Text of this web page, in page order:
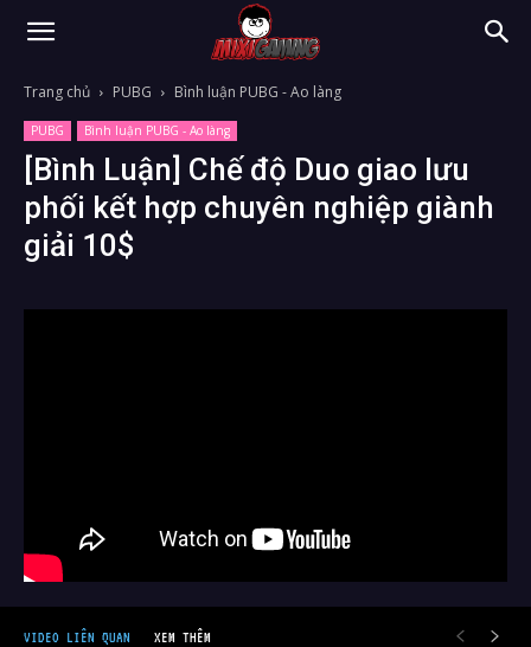
Trang chủ PUBG Bình luận PUBG - Ao làng
PUBG Bình luận PUBG - Ao làng
[Bình Luận] Chế độ Duo giao lưu
phối kết hợp chuyên nghiệp giành
giải 10$
VIDEO LIÊN QUAN XEM THÊM